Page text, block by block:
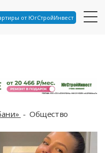
от ЮгСтройИнвест
Общество